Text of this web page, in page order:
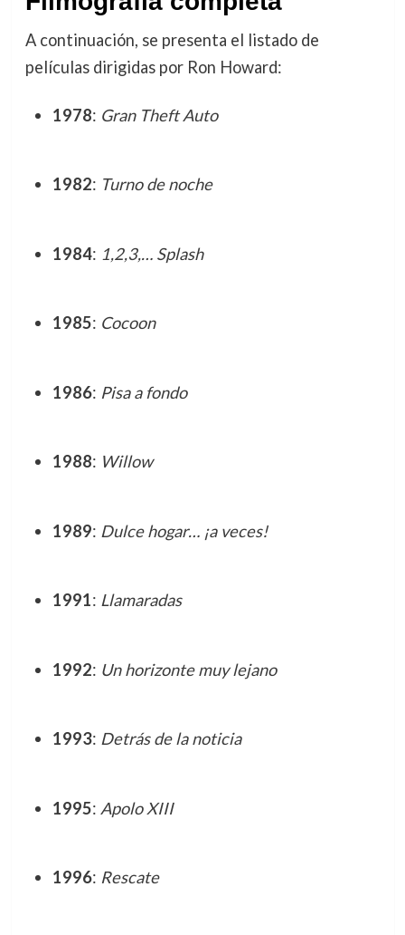
A continuación, se presenta el listado de
películas dirigidas por Ron Howard:
1978: Gran Theft Auto
1982: Turno de noche
1984: 1,2,3,… Splash
1985: Cocoon
1986: Pisa a fondo
1988: Willow
1989: Dulce hogar… ¡a veces!
1991: Llamaradas
1992: Un horizonte muy lejano
1993: Detrás de la noticia
1995: Apolo XIII
1996: Rescate